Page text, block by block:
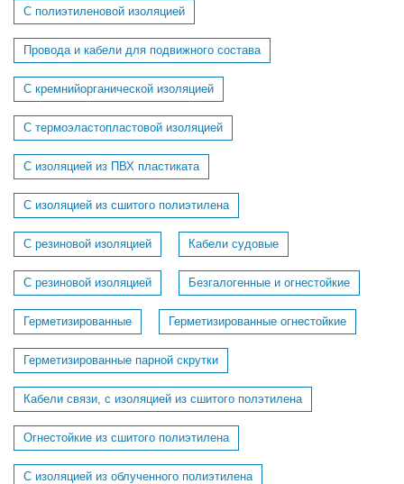
С полиэтиленовой изоляцией
Провода и кабели для подвижного состава
C кремнийорганической изоляцией
C термоэластопластовой изоляцией
С изоляцией из ПВХ пластиката
С изоляцией из сшитого полиэтилена
С резиновой изоляцией Кабели судовые
C резиновой изоляцией Безгалогенные и огнестойкие
Герметизированные Герметизированные огнестойкие
Герметизированные парной скрутки
Кабели связи, с изоляцией из сшитого полэтилена
Огнестойкие из сшитого полиэтилена
С изоляцией из облученного полиэтилена